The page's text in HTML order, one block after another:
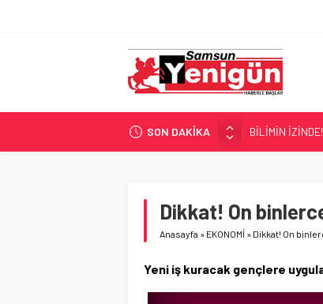
SON DAKİKA
BİLİMİN İZİNDE!
TIR’A ‘ZEHİR’
UÇURUMDA
Dikkat! On
Anasayfa » EKONOMİ » Dikkat! On
Yeni iş kuracak gençlere